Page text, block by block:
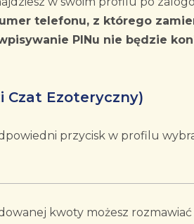
telefonu, z którego
PINu nie będzie
Czat Ezoteryczny)
przycisk w profilu
kwoty możesz